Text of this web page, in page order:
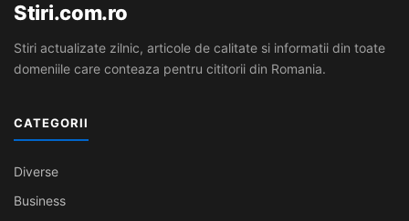
Stiri.com.ro
Stiri actualizate zilnic, articole de calitate si informatii din toate
domeniile care conteaza pentru cititorii din Romania.
CATEGORII
Diverse
Business